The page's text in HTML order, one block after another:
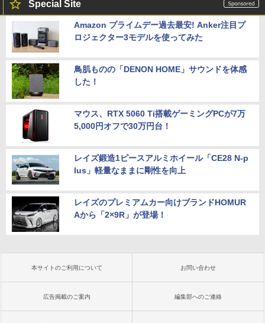
Special Site
Amazon プライムデー過去最安! Anker注目プ
ロジェクター3モデルを使ってみた
鳥肌ものの「DENON HOME」サウンドを体感
した！
マウス、RTX 5060 Ti搭載ゲーミングPCが7万
5,000円オフで30万円台！
レイズ鍛造1ピースアルミホイール「CE28 N-p
lus」軽量なままに剛性を向上
レイズのプレミアムカー向けブランドHOMUR
Aから「2×9R」が登場！
本サイトのご利用について お問い合わせ
広告掲載のご案内 編集部へのご連絡